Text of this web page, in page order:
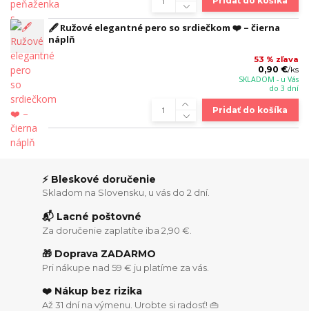
🖋️ Ružové elegantné pero so srdiečkom ❤️ – čierna
náplň
53 % zľava
0,90 €/ks
SKLADOM - u Vás
do 3 dní
Pridať do košíka
⚡ Bleskové doručenie
Skladom na Slovensku, u vás do 2 dní.
📬 Lacné poštovné
Za doručenie zaplatíte iba 2,90 €.
🎁 Doprava ZADARMO
Pri nákupe nad 59 € ju platíme za vás.
❤️ Nákup bez rizika
Až 31 dní na výmenu. Urobte si radosť! 👜